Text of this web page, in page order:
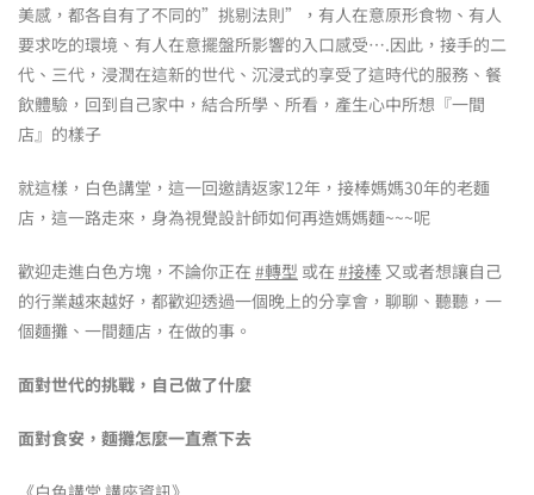
美感，都各自有了不同的”挑剔法則”，有人在意原形食物、有人
要求吃的環境、有人在意擺盤所影響的入口感受….因此，接手的二
代、三代，浸潤在這新的世代、沉浸式的享受了這時代的服務、餐
飲體驗，回到自己家中，結合所學、所看，產生心中所想『一間
店』的樣子
就這樣，白色講堂，這一回邀請返家12年，接棒媽媽30年的老麵
店，這一路走來，身為視覺設計師如何再造媽媽麵~~~呢
歡迎走進白色方塊，不論你正在 #轉型 或在 #接棒 又或者想讓自己
的行業越來越好，都歡迎透過一個晚上的分享會，聊聊、聽聽，一
個麵攤、一間麵店，在做的事。
面對世代的挑戰，自己做了什麼
面對食安，麵攤怎麼一直煮下去